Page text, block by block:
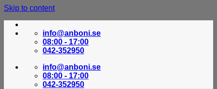
Skip to content
info@anboni.se
08:00 - 17:00
042-352950
info@anboni.se
08:00 - 17:00
042-352950